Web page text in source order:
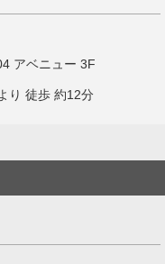
アベニュー 3F
り 徒歩 約12分